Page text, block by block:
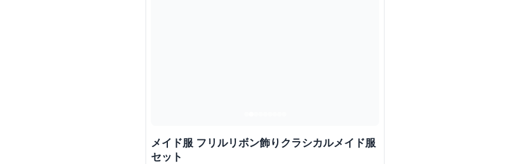
メイド服 フリルリボン飾りクラシカルメイド服
セット